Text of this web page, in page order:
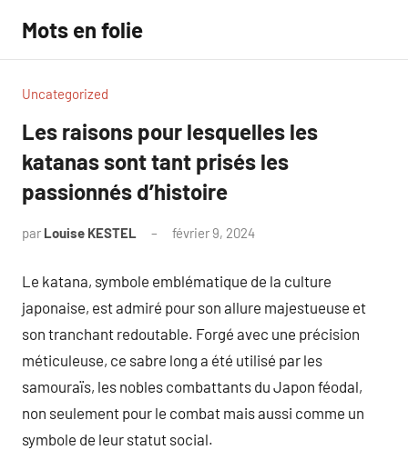
contenu
Mots en folie
Uncategorized
Les raisons pour lesquelles les
katanas sont tant prisés les
passionnés d’histoire
par Louise KESTEL février 9, 2024
Le katana, symbole emblématique de la culture
japonaise, est admiré pour son allure majestueuse et
son tranchant redoutable. Forgé avec une précision
méticuleuse, ce sabre long a été utilisé par les
samouraïs, les nobles combattants du Japon féodal,
non seulement pour le combat mais aussi comme un
symbole de leur statut social.